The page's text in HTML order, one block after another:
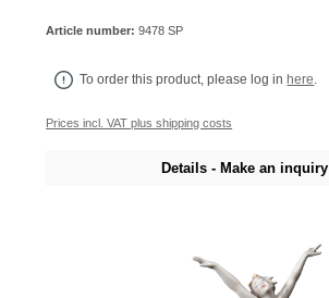
Article number:9478 SP
To order this product, please log in here.
Prices incl. VAT plus shipping costs
Details - Make an inquiry